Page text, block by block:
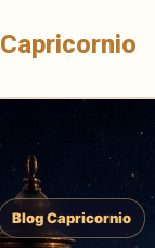
Capricornio
Blog Capricornio